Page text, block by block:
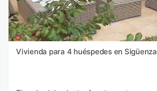
Vivienda para 4 huéspedes en Sigüenza